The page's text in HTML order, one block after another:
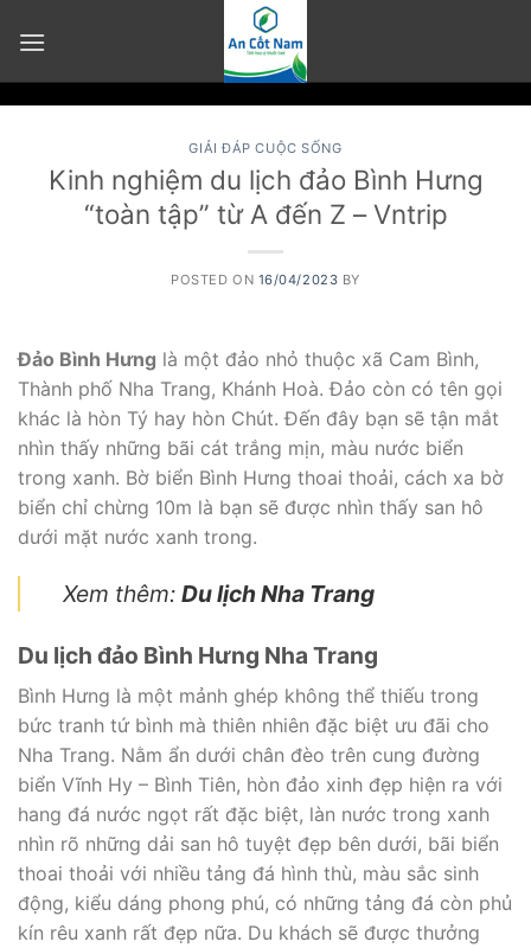
GIẢI ĐÁP CUỘC SỐNG
Kinh nghiệm du lịch đảo Bình Hưng
“toàn tập” từ A đến Z – Vntrip
POSTED ON 16/04/2023 BY
Đảo Bình Hưng là một đảo nhỏ thuộc xã Cam Bình,
Thành phố Nha Trang, Khánh Hoà. Đảo còn có tên gọi
khác là hòn Tý hay hòn Chút. Đến đây bạn sẽ tận mắt
nhìn thấy những bãi cát trắng mịn, màu nước biển
trong xanh. Bờ biển Bình Hưng thoai thoải, cách xa bờ
biển chỉ chừng 10m là bạn sẽ được nhìn thấy san hô
dưới mặt nước xanh trong.
Xem thêm: Du lịch Nha Trang
Du lịch đảo Bình Hưng Nha Trang
Bình Hưng là một mảnh ghép không thể thiếu trong
bức tranh tứ bình mà thiên nhiên đặc biệt ưu đãi cho
Nha Trang. Nằm ẩn dưới chân đèo trên cung đường
biển Vĩnh Hy – Bình Tiên, hòn đảo xinh đẹp hiện ra với
hang đá nước ngọt rất đặc biệt, làn nước trong xanh
nhìn rõ những dải san hô tuyệt đẹp bên dưới, bãi biển
thoai thoải với nhiều tảng đá hình thù, màu sắc sinh
động, kiểu dáng phong phú, có những tảng đá còn phủ
kín rêu xanh rất đẹp nữa. Du khách sẽ được thưởng